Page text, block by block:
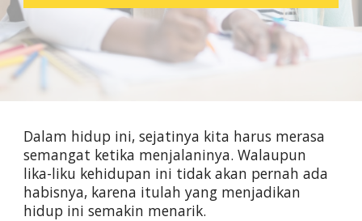
Dalam hidup ini, sejatinya kita harus merasa
semangat ketika menjalaninya. Walaupun
lika-liku kehidupan ini tidak akan pernah ada
habisnya, karena itulah yang menjadikan
hidup ini semakin menarik.